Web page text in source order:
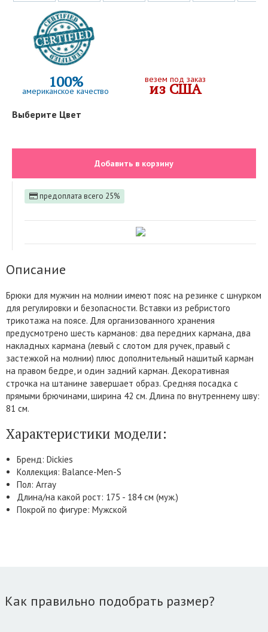
100%
американское качество
везем под заказ
из США
Выберите Цвет
Добавить в корзину
предоплата всего 25%
Описание
Брюки для мужчин на молнии имеют пояс на резинке с шнурком
для регулировки и безопасности. Вставки из ребристого
трикотажа на поясе. Для организованного хранения
предусмотрено шесть карманов: два передних кармана, два
накладных кармана (левый с слотом для ручек, правый с
застежкой на молнии) плюс дополнительный нашитый карман
на правом бедре, и один задний карман. Декоративная
строчка на штанине завершает образ. Средняя посадка с
прямыми брючинами, ширина 42 см. Длина по внутреннему шву:
81 см.
Характеристики модели:
Бренд: Dickies
Коллекция: Balance-Men-S
Пол: Array
Длина/на какой рост: 175 - 184 см (муж.)
Покрой по фигуре: Мужской
Как правильно подобрать размер?